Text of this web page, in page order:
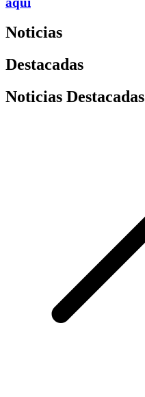
Noticias
Destacadas
Noticias Destacadas